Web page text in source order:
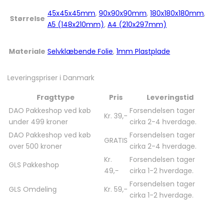
Størrelse
45x45x45mm, 90x90x90mm, 180x180x180mm,
A5 (148x210mm), A4 (210x297mm)
Materiale Selvklæbende Folie, 1mm Plastplade
Leveringspriser i Danmark
Fragttype
Pris
Leveringstid
DAO Pakkeshop ved køb
under 499 kroner
Kr. 39,-
Forsendelsen tager
cirka 2-4 hverdage.
DAO Pakkeshop ved køb
over 500 kroner
GRATIS
Forsendelsen tager
cirka 2-4 hverdage.
GLS Pakkeshop
Kr.
49,-
Forsendelsen tager
cirka 1-2 hverdage.
GLS Omdeling
Kr. 59,-
Forsendelsen tager
cirka 1-2 hverdage.